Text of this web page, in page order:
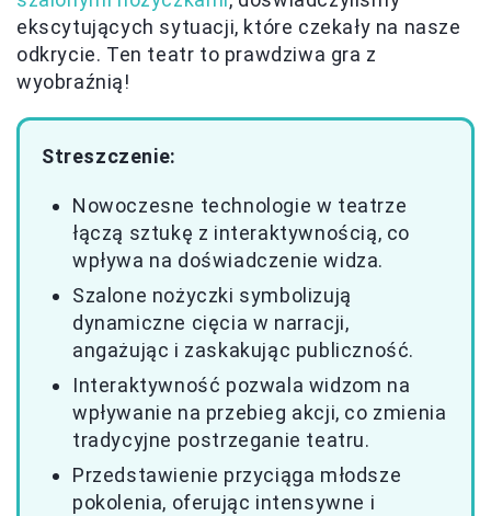
ekscytujących sytuacji, które czekały na nasze
odkrycie. Ten teatr to prawdziwa gra z
wyobraźnią!
Streszczenie:
Nowoczesne technologie w teatrze
łączą sztukę z interaktywnością, co
wpływa na doświadczenie widza.
Szalone nożyczki symbolizują
dynamiczne cięcia w narracji,
angażując i zaskakując publiczność.
Interaktywność pozwala widzom na
wpływanie na przebieg akcji, co zmienia
tradycyjne postrzeganie teatru.
Przedstawienie przyciąga młodsze
pokolenia, oferując intensywne i